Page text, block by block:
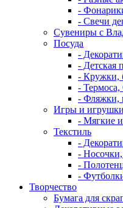
-
- Свечи
Сувениры с
Посуда
-
- Детская
- Кружки,
-
- Фляжки,
Игры и игрушки
- Мягкие
Текстиль
-
- Носочки,
-
-
Творчество
Бумага для